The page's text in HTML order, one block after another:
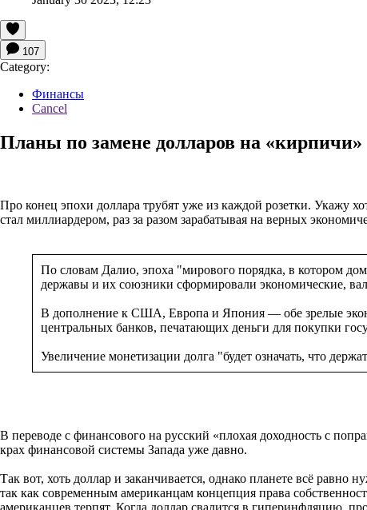
107
Category:
Финансы
Cancel
Планы по замене долларов на «кирпичи»
Про конец эпохи доллара трубят уже из каждой розетки. Укажу
стал миллиардером, раз за разом зарабатывая на верных
По словам Далио, эпоха "мирового порядка, в котором
державы и их союзники сформировали экономические,
В дополнение к США, Европа и Япония — обе зрелые
центральных банков, печатающих деньги для покупки
Увеличение монетизации долга "будет означать, что
В переводе с финансового на русский «плохая доходность с
крах финансовой системы Запада уже давно.
Так вот, хоть доллар и заканчивается, однако планете всё равно
так как современным американцам концепция права
американцев терпят. Когда доллар свалится в гиперинфляцию,